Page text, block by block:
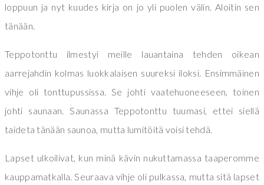
loppuun ja nyt kuudes kirja on jo yli puolen välin. Aloitin sen
tänään.
Teppotonttu ilmestyi meille lauantaina tehden oikean
aarrejahdin kolmas luokkalaisen suureksi iloksi. Ensimmäinen
vihje oli tonttupussissa. Se johti vaatehuoneeseen, toinen
johti saunaan. Saunassa Teppotonttu tuumasi, ettei siellä
taideta tänään saunoa, mutta lumitöitä voisi tehdä.
Lapset ulkoilivat, kun minä kävin nukuttamassa taaperomme
kauppamatkalla. Seuraava vihje oli pulkassa, mutta sitä lapset